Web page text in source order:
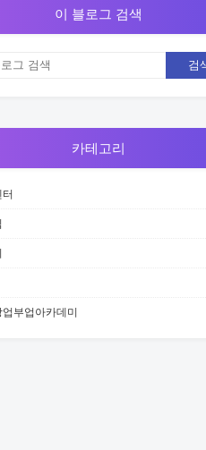
이 블로그 검색
카테고리
업부업아카데미